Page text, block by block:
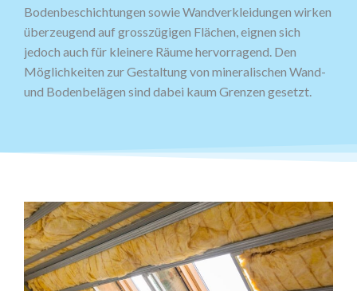
Bodenbeschichtungen sowie Wandverkleidungen wirken
überzeugend auf grosszügigen Flächen, eignen sich
jedoch auch für kleinere Räume hervorragend. Den
Möglichkeiten zur Gestaltung von mineralischen Wand-
und Boden­belägen sind dabei kaum Grenzen gesetzt.